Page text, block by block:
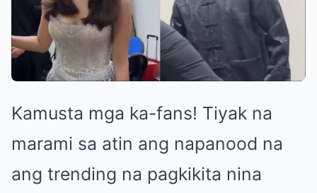
Kamusta mga ka-fans! Tiyak na
marami sa atin ang napanood na
ang trending na pagkikita nina